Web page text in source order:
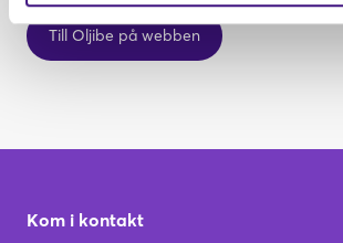
Till Oljibe på webben
Kom i kontakt